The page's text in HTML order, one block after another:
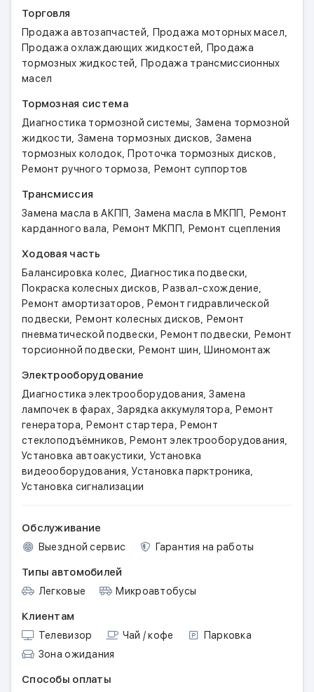
Торговля
Продажа автозапчастей, Продажа моторных масел,
Продажа охлаждающих жидкостей, Продажа
тормозных жидкостей, Продажа трансмиссионных
масел
Тормозная система
Диагностика тормозной системы, Замена тормозной
жидкости, Замена тормозных дисков, Замена
тормозных колодок,Проточка тормозных дисков,
Ремонт ручного тормоза, Ремонт суппортов
Трансмиссия
Замена масла в АКПП, Замена масла в МКПП, Ремонт
карданного вала, Ремонт МКПП, Ремонт сцепления
Ходовая часть
Балансировка колес, Диагностика подвески,
Покраска колесных дисков,Развал-схождение,
Ремонт амортизаторов,Ремонт гидравлической
подвески, Ремонт колесных дисков, Ремонт
пневматической подвески,Ремонт подвески, Ремонт
торсионной подвески, Ремонт шин,Шиномонтаж
Электрооборудование
Диагностика электрооборудования,Замена
лампочек в фарах,Зарядка аккумулятора,Ремонт
генератора,Ремонт стартера,Ремонт
стеклоподъёмников,Ремонт электрооборудования,
Установка автоакустики, Установка
видеооборудования,Установка парктроника,
Установка сигнализации
Обслуживание
Выездной сервис Гарантия на работы
Типы автомобилей
Легковые Микроавтобусы
Клиентам
Телевизор Чай / кофе
Парковка
Зона ожидания
Способы оплаты